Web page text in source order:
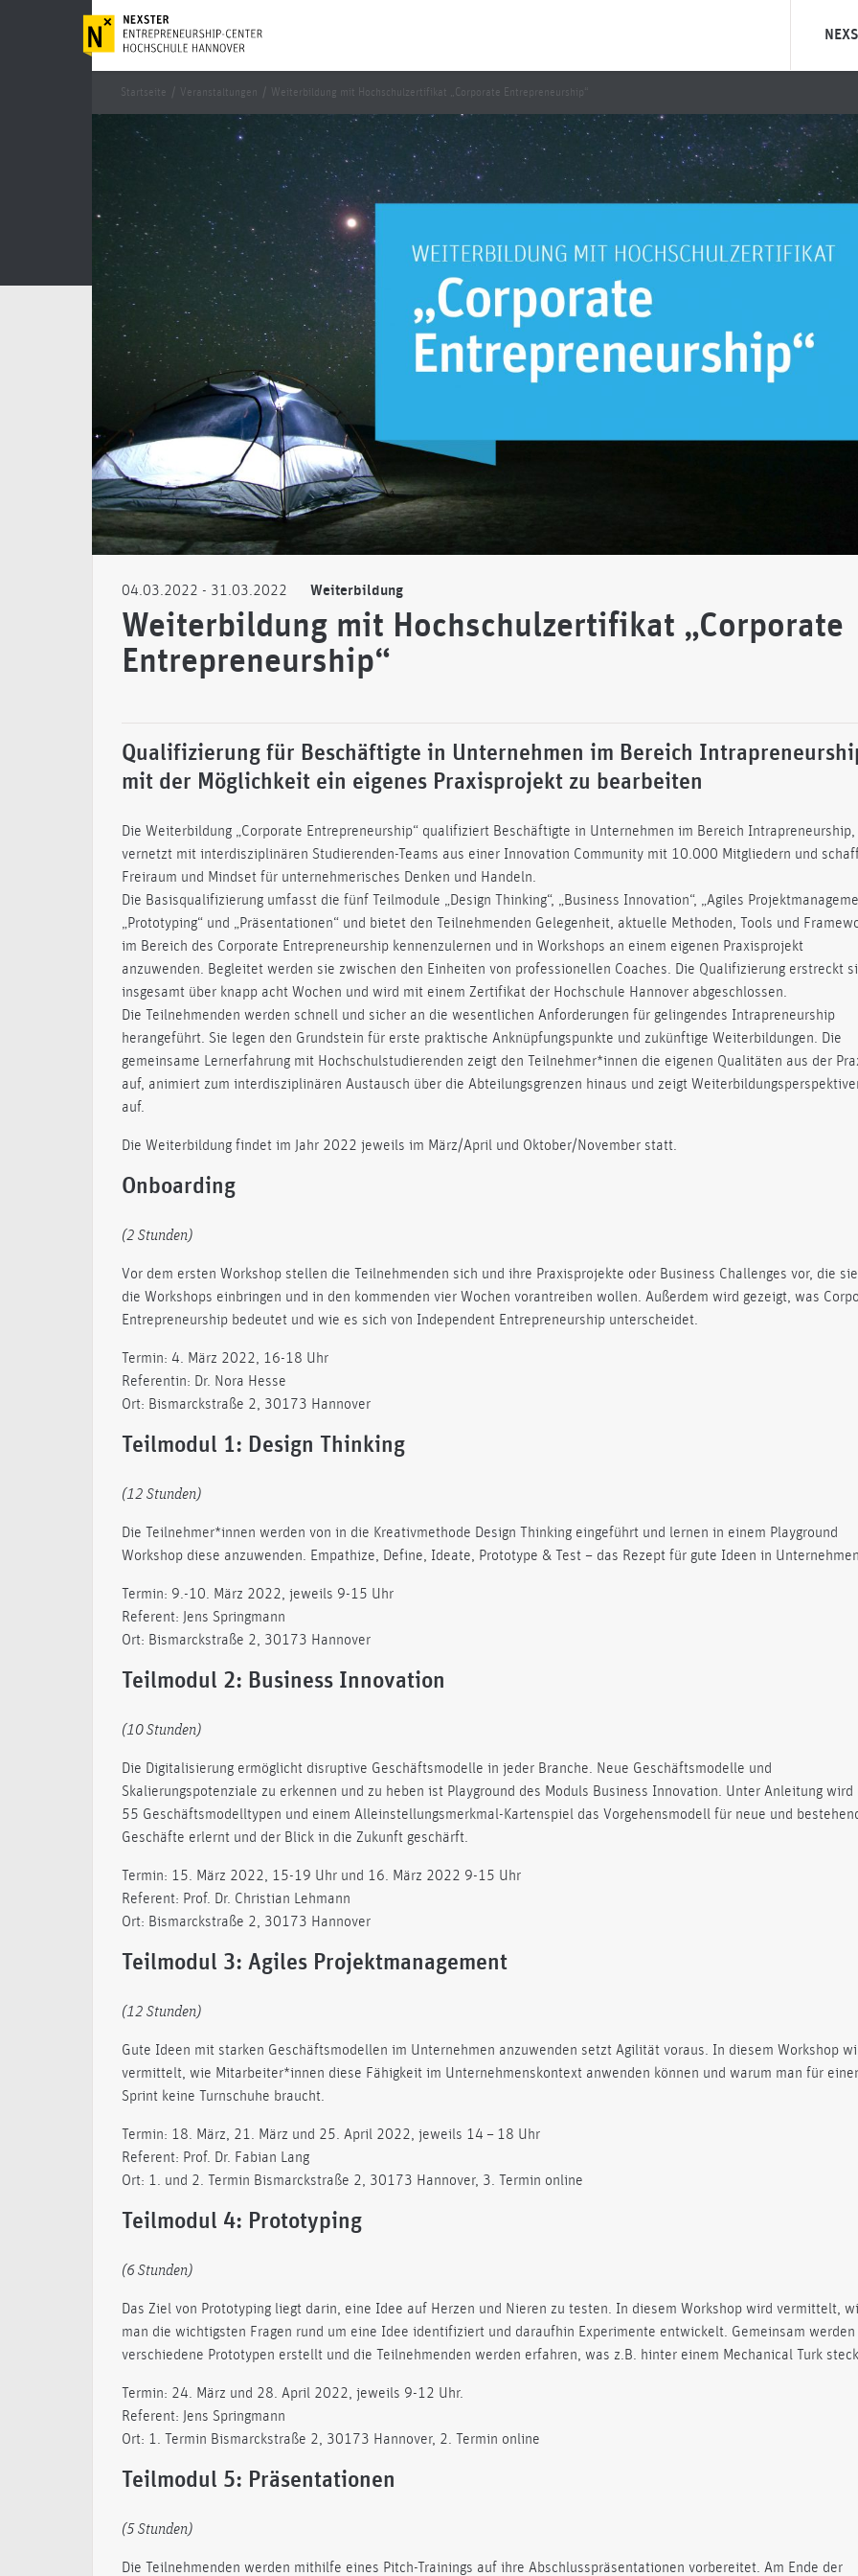
Was ist
Unsere
Startseite / Veranstaltungen / Weiterbildung mit Hochschulzertifikat „Corporate Entrepreneurship“
04.03.2022 - 31.03.2022 Weiterbildung
Weiterbildung mit Hochschulzertifikat „Corporate
Entrepreneurship“
Qualifizierung für Beschäftigte in Unternehmen im Bereich
mit der Möglichkeit ein eigenes Praxisprojekt zu bearbeiten
Die Weiterbildung „Corporate Entrepreneurship“ qualifiziert Beschäftigte in Unternehmen im Bereich Intrapreneurship,
vernetzt mit interdisziplinären Studierenden-Teams aus einer Innovation Community mit 10.000 Mitgliedern und
Freiraum und Mindset für unternehmerisches Denken und Handeln.
Die Basisqualifizierung umfasst die fünf Teilmodule „Design Thinking“, „Business Innovation“, „Agiles
„Prototyping“ und „Präsentationen“ und bietet den Teilnehmenden Gelegenheit, aktuelle Methoden, Tools und
im Bereich des Corporate Entrepreneurship kennenzulernen und in Workshops an einem eigenen Praxisprojekt
anzuwenden. Begleitet werden sie zwischen den Einheiten von professionellen Coaches. Die Qualifizierung erstreckt
insgesamt über knapp acht Wochen und wird mit einem Zertifikat der Hochschule Hannover abgeschlossen.
Die Teilnehmenden werden schnell und sicher an die wesentlichen Anforderungen für gelingendes Intrapreneurship
herangeführt. Sie legen den Grundstein für erste praktische Anknüpfungspunkte und zukünftige Weiterbildungen. Die
gemeinsame Lernerfahrung mit Hochschulstudierenden zeigt den Teilnehmer*innen die eigenen Qualitäten aus der
auf, animiert zum interdisziplinären Austausch über die Abteilungsgrenzen hinaus und zeigt
auf.
Die Weiterbildung findet im Jahr 2022 jeweils im März/April und Oktober/November statt.
Onboarding
(2 Stunden)
Vor dem ersten Workshop stellen die Teilnehmenden sich und ihre Praxisprojekte oder Business Challenges vor, die
die Workshops einbringen und in den kommenden vier Wochen vorantreiben wollen. Außerdem wird gezeigt, was
Entrepreneurship bedeutet und wie es sich von Independent Entrepreneurship unterscheidet.
Termin: 4. März 2022, 16-18 Uhr
Referentin: Dr. Nora Hesse
Ort: Bismarckstraße 2, 30173 Hannover
Teilmodul 1: Design Thinking
(12 Stunden)
Die Teilnehmer*innen werden von in die Kreativmethode Design Thinking eingeführt und lernen in einem Playground
Workshop diese anzuwenden. Empathize, Define, Ideate, Prototype & Test – das Rezept für gute Ideen in Unternehmen.
Termin: 9.-10. März 2022, jeweils 9-15 Uhr
Referent: Jens Springmann
Ort: Bismarckstraße 2, 30173 Hannover
Teilmodul 2: Business Innovation
(10 Stunden)
Die Digitalisierung ermöglicht disruptive Geschäftsmodelle in jeder Branche. Neue Geschäftsmodelle und
Skalierungspotenziale zu erkennen und zu heben ist Playground des Moduls Business Innovation. Unter Anleitung wird
55 Geschäftsmodelltypen und einem Alleinstellungsmerkmal-Kartenspiel das Vorgehensmodell für neue und
Geschäfte erlernt und der Blick in die Zukunft geschärft.
Termin: 15. März 2022, 15-19 Uhr und 16. März 2022 9-15 Uhr
Referent: Prof. Dr. Christian Lehmann
Ort: Bismarckstraße 2, 30173 Hannover
Teilmodul 3: Agiles Projektmanagement
(12 Stunden)
Gute Ideen mit starken Geschäftsmodellen im Unternehmen anzuwenden setzt Agilität voraus. In diesem Workshop
vermittelt, wie Mitarbeiter*innen diese Fähigkeit im Unternehmenskontext anwenden können und warum man für
Sprint keine Turnschuhe braucht.
Termin: 18. März, 21. März und 25. April 2022, jeweils 14 – 18 Uhr
Referent: Prof. Dr. Fabian Lang
Ort: 1. und 2. Termin Bismarckstraße 2, 30173 Hannover, 3. Termin online
Teilmodul 4: Prototyping
(6 Stunden)
Das Ziel von Prototyping liegt darin, eine Idee auf Herzen und Nieren zu testen. In diesem Workshop wird vermittelt,
man die wichtigsten Fragen rund um eine Idee identifiziert und daraufhin Experimente entwickelt. Gemeinsam werden
verschiedene Prototypen erstellt und die Teilnehmenden werden erfahren, was z.B. hinter einem Mechanical Turk
Termin: 24. März und 28. April 2022, jeweils 9-12 Uhr.
Referent: Jens Springmann
Ort: 1. Termin Bismarckstraße 2, 30173 Hannover, 2. Termin online
Teilmodul 5: Präsentationen
(5 Stunden)
Die Teilnehmenden werden mithilfe eines Pitch-Trainings auf ihre Abschlusspräsentationen vorbereitet. Am Ende der